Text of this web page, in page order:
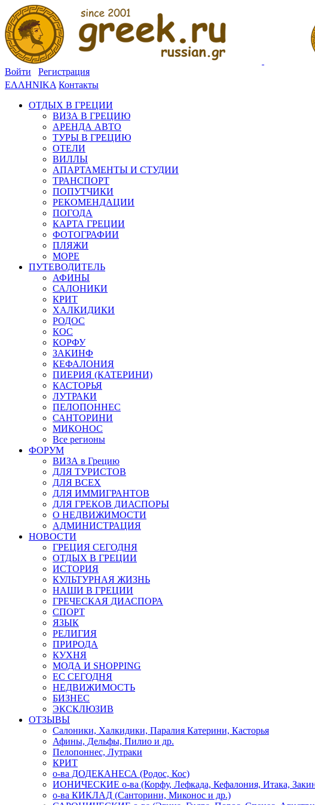
Войти
Регистрация
ΕΛΛΗΝΙΚΑ Контакты
ОТДЫХ В ГРЕЦИИ
ВИЗА В ГРЕЦИЮ
АРЕНДА АВТО
ТУРЫ В ГРЕЦИЮ
ОТЕЛИ
ВИЛЛЫ
АПАРТАМЕНТЫ И СТУДИИ
ТРАНСПОРТ
ПОПУТЧИКИ
РЕКОМЕНДАЦИИ
ПОГОДА
КАРТА ГРЕЦИИ
ФОТОГРАФИИ
ПЛЯЖИ
МОРЕ
ПУТЕВОДИТЕЛЬ
АФИНЫ
САЛОНИКИ
КРИТ
ХАЛКИДИКИ
РОДОС
КОС
КОРФУ
ЗАКИНФ
КЕФАЛОНИЯ
ПИЕРИЯ (КАТЕРИНИ)
КАСТОРЬЯ
ЛУТРАКИ
ПЕЛОПОННЕС
САНТОРИНИ
МИКОНОС
Все регионы
ФОРУМ
ВИЗА в Грецию
ДЛЯ ТУРИСТОВ
ДЛЯ ВСЕХ
ДЛЯ ИММИГРАНТОВ
ДЛЯ ГРЕКОВ ДИАСПОРЫ
О НЕДВИЖИМОСТИ
АДМИНИСТРАЦИЯ
НОВОСТИ
ГРЕЦИЯ СЕГОДНЯ
ОТДЫХ В ГРЕЦИИ
ИСТОРИЯ
КУЛЬТУРНАЯ ЖИЗНЬ
НАШИ В ГРЕЦИИ
ГРЕЧЕСКАЯ ДИАСПОРА
СПОРТ
ЯЗЫК
РЕЛИГИЯ
ПРИРОДА
КУХНЯ
МОДА И SHOPPING
ЕС СЕГОДНЯ
НЕДВИЖИМОСТЬ
БИЗНЕС
ЭКСКЛЮЗИВ
ОТЗЫВЫ
Салоники, Халкидики, Паралия Катерини, Касторья
Афины, Дельфы, Пилио и др.
Пелопоннес, Лутраки
КРИТ
о-ва ДОДЕКАНЕСА (Родос, Кос)
ИОНИЧЕСКИЕ о-ва (Корфу, Лефкада, Кефалония, Итака,
о-ва КИКЛАД (Санторини, Миконос и др.)